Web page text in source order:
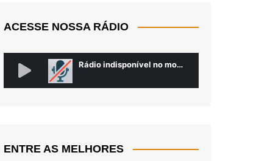
ACESSE NOSSA RÁDIO
ENTRE AS MELHORES